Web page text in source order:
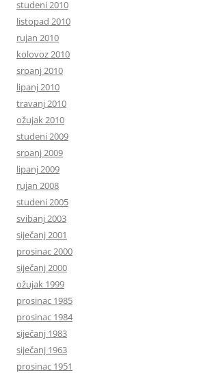
studeni 2010
listopad 2010
rujan 2010
kolovoz 2010
srpanj 2010
lipanj 2010
travanj 2010
ožujak 2010
studeni 2009
srpanj 2009
lipanj 2009
rujan 2008
studeni 2005
svibanj 2003
siječanj 2001
prosinac 2000
siječanj 2000
ožujak 1999
prosinac 1985
prosinac 1984
siječanj 1983
siječanj 1963
prosinac 1951